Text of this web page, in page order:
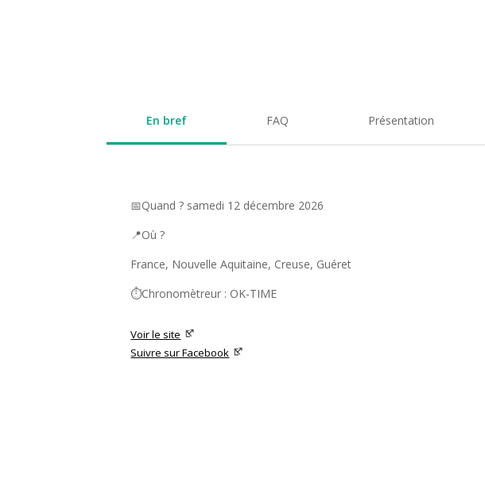
En bref FAQ Présentation
📅Quand ? samedi 12 décembre 2026
📍Où ?
France, Nouvelle Aquitaine, Creuse, Guéret
⏱️Chronomètreur : OK-TIME
Voir le site
Suivre sur Facebook